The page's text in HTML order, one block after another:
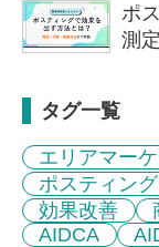
ポ
測
タグ一覧
エリアマー
ポスティング
効果改善
AIDCA